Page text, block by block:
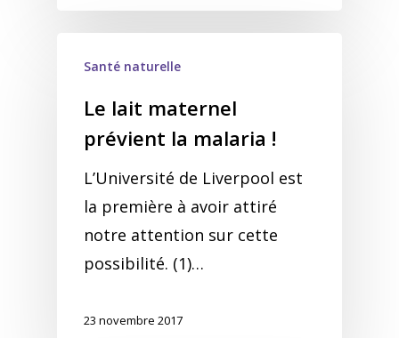
Santé naturelle
Le lait maternel
prévient la malaria !
L’Université de Liverpool est
la première à avoir attiré
notre attention sur cette
possibilité. (1)…
23 novembre 2017